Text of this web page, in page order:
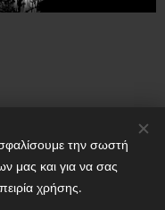
την σωστή
μας και για να σας
χρήσης.